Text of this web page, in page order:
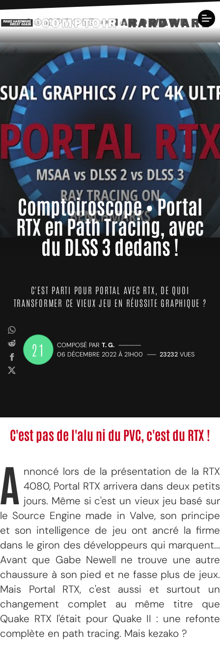
Comptoiroscope • Portal
RTX en Path Tracing, avec
du DLSS 3 dedans !
C'EST PARTI POUR PORTAL AVEC RTX, DE QUOI
TRANSFORMER CE VIEUX JEU EN RÉUSSITE GRAPHIQUE ?
21 COMPOSÉ PAR T. G. —————
06 DÉCEMBRE 2022 À 21H00 —— 23232 VUES
C'est pas de l'alu ni du PVC, c'est du RTX !
A nnoncé lors de la présentation de la RTX
4080, Portal RTX arrivera dans deux petits
jours. Même si c'est un vieux jeu basé sur
le Source Engine made in Valve, son principe
et son intelligence de jeu ont ancré la firme
dans le giron des développeurs qui marquent...
Avant que Gabe Newell ne trouve une autre
chaussure à son pied et ne fasse plus de jeux.
Mais Portal RTX, c'est aussi et surtout un
changement complet au même titre que
Quake RTX l'était pour Quake II : une refonte
complète en path tracing. Mais kezako ?